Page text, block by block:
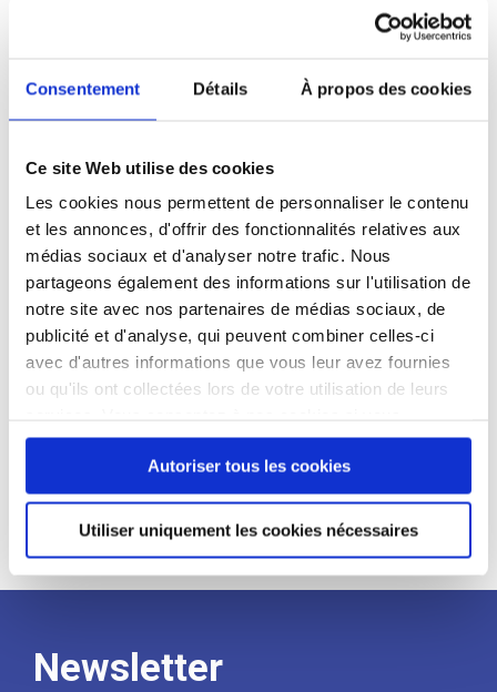
Consentement Détails À propos des cookies
Ce site Web utilise des cookies
Les cookies nous permettent de personnaliser le contenu
et les annonces, d'offrir des fonctionnalités relatives aux
médias sociaux et d'analyser notre trafic. Nous
partageons également des informations sur l'utilisation de
notre site avec nos partenaires de médias sociaux, de
publicité et d'analyse, qui peuvent combiner celles-ci
avec d'autres informations que vous leur avez fournies
ou qu'ils ont collectées lors de votre utilisation de leurs
continuez à utiliser notre site Web.
Autoriser tous les cookies
Utiliser uniquement les cookies nécessaires
Profil du
candidat
Qualifications et diplômes :
Profil recherché :
Processus
de
recrutement
Newsletter